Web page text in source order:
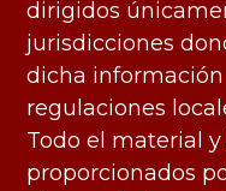
dirigidos
jurisdicciones
dicha información
regulaciones
Todo el material y
proporcionados